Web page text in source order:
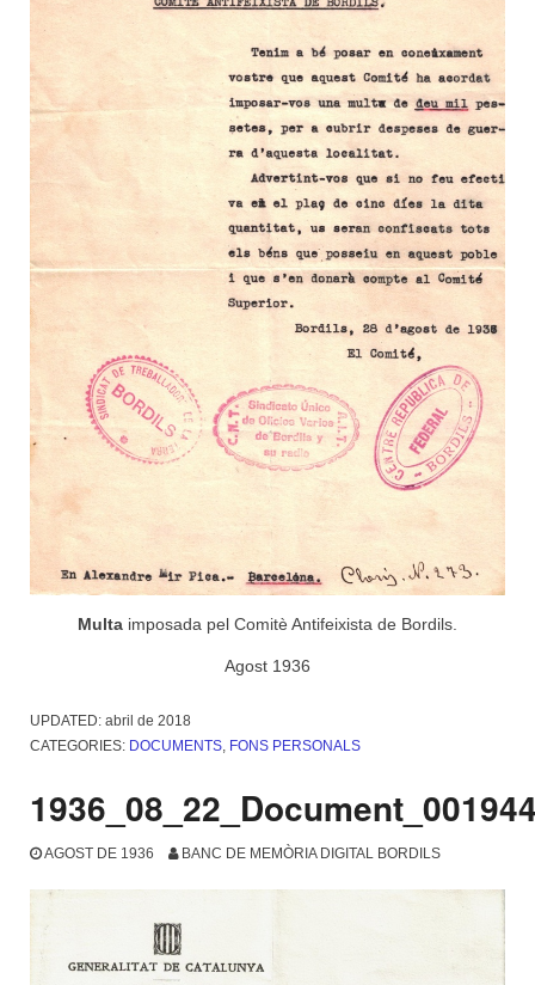
Multa imposada pel Comitè Antifeixista de Bordils.
Agost 1936
UPDATED: abril de 2018
CATEGORIES: DOCUMENTS, FONS PERSONALS
AGOST DE 1936 BANC DE MEMÒRIA DIGITAL BORDILS